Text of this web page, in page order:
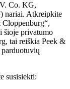
Co. KG,
nariai. Atkreipkite
Cloppenburg“,
šioje privatumo
tai reiškia Peek &
susisiekti: